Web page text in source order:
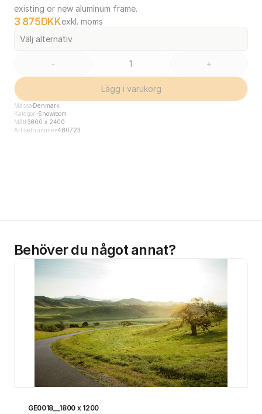
existing or new aluminum frame.
3 875 DKKexkl. moms
Välj alternativ
- +
Lägg i varukorg
Mässa Denmark
Kategori Showroom
Mått3600 x 2400
Artikelnummer480723
Behöver du något annat?
GE0018__1800 x 1200